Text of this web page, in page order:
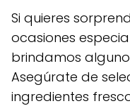
Si quieres
ocasiones
brindamos
Asegúrate de
ingredientes